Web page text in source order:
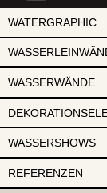
youtube
WATERGRAPHIC
WASSERWÄNDE
WASSERSHOWS
REFERENZEN